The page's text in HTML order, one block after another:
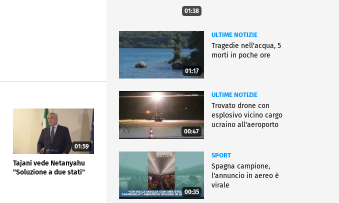
01:59
Tajani vede Netanyahu
"Soluzione a due stati"
01:38
01:17
ULTIME NOTIZIE
Tragedie nell'acqua, 5
morti in poche ore
00:47
ULTIME NOTIZIE
Trovato drone con
esplosivo vicino cargo
ucraino all'aeroporto
00:35
SPORT
Spagna campione,
l'annuncio in aereo è
virale